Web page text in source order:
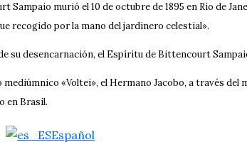
Sampaio murió el 10 de octubre de 1895 en Río de
recogido por la mano del jardinero celestial».
su desencarnación, el Espíritu de Bittencourt
mediúmnico «Voltei», el Hermano Jacobo, a través
en Brasil.
Español